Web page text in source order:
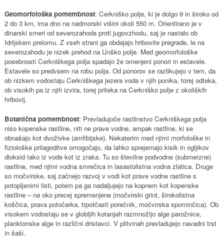
Geomorfološka pomembnost: Cerkniško polje, ki je dolgo 9 in široko od
2 do 3 km, ima dno na nadmorski višini okoli 550 m. Orientirano je v
dinarski smeri od severozahoda proti jugovzhodu, saj je nastalo ob
Idrijskem prelomu. Z vseh strani ga obdajajo hribovite pregrade, le na
severozahodu je nizek prehod na Unško polje. Med geomorfološke
posebnosti Cerkniškega polja spadajo že omenjeni ponori in estavele.
Estavele so predvsem na robu polja. Od ponorov se razlikujejo v tem, da
ob nizkem vodostaju Cerkniškega jezera voda v njih ponika, torej odteka,
ob visokih pa iz njih izvira, torej priteka na Cerkniško polje z okoliških
hribovij.
Botanična pomembnost: Prevladujoče rastlinstvo Cerkniškega polja
niso kopenske rastline, niti ne prave vodne, ampak rastline, ki se
obnašajo kot dvoživke (amfibijske). Nekaterim med njimi morfološke in
fiziološke prilagoditve omogočajo, da lahko sprejemajo kisik in ogljikov
dioksid tako iz vode kot iz zraka. Tu so številne podvodne (submerzne)
rastline, med njimi vodna smrečica in lasastolistna vodna zlatica. Druge
so močvirske, saj začnejo razvoj v vodi kot prave vodne rastline s
potopljenimi listi, potem pa ga nadaljujejo na kopnem kot kopenske
rastline – na oko precej spremenjene (močvirski grint, širokolistna
koščica, prava potočarka, trpotčasti porečnik, močvirska spominčica). Ob
visokem vodostaju se v globljih kotanjah razmnožijo alge parožnice,
planktonske alge in različni dristavci. V plitvinah prevladujejo navadni trst
in šaši.